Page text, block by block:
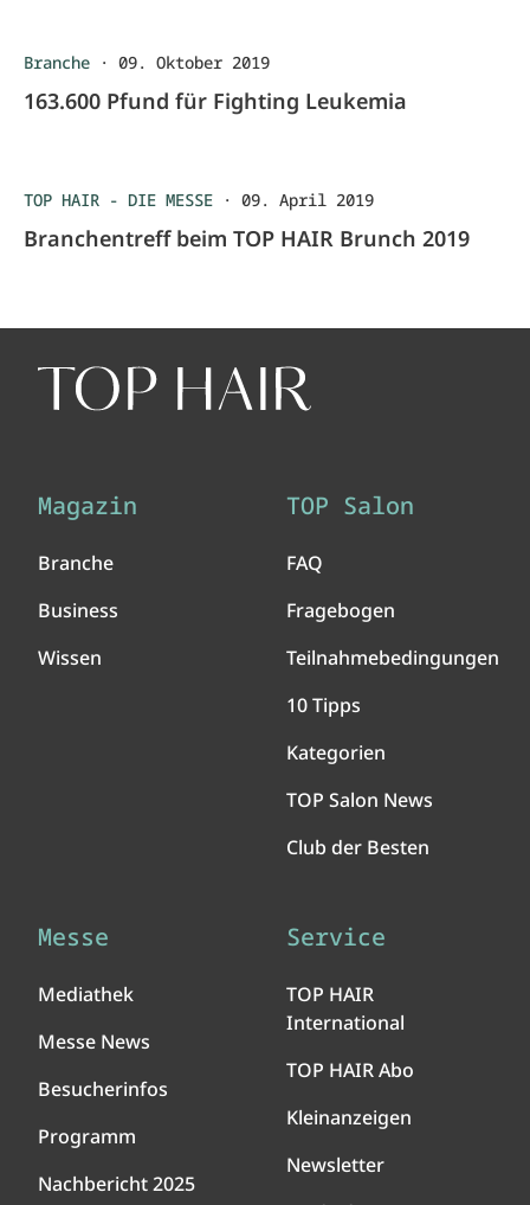
Branche · 09. Oktober 2019
163.600 Pfund für Fighting Leukemia
TOP HAIR - DIE MESSE · 09. April 2019
Branchentreff beim TOP HAIR Brunch 2019
Magazin
Branche
Business
Wissen
TOP Salon
FAQ
Fragebogen
Teilnahmebedingungen
10 Tipps
Kategorien
TOP Salon News
Club der Besten
Messe
Mediathek
Messe News
Besucherinfos
Programm
Nachbericht 2025
Service
TOP HAIR
International
TOP HAIR Abo
Kleinanzeigen
Newsletter